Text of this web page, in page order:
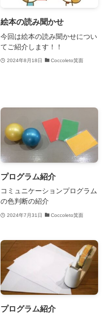
絵本の読み聞かせ
今回は絵本の読み聞かせについ
てご紹介します！！
2024年8月18日 Coccoleto箕面
プログラム紹介
コミュニケーションプログラム
の色判断の紹介
2024年7月31日 Coccoleto箕面
プログラム紹介